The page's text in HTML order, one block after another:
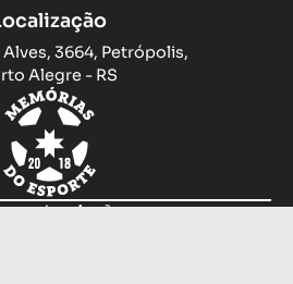
3664, Petrópolis,
Alegre - RS
e devoluções